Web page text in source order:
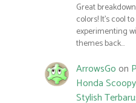
Great
colors! It’s cool
experimenting
themes back…
ArrowsGoon
Honda
Stylish